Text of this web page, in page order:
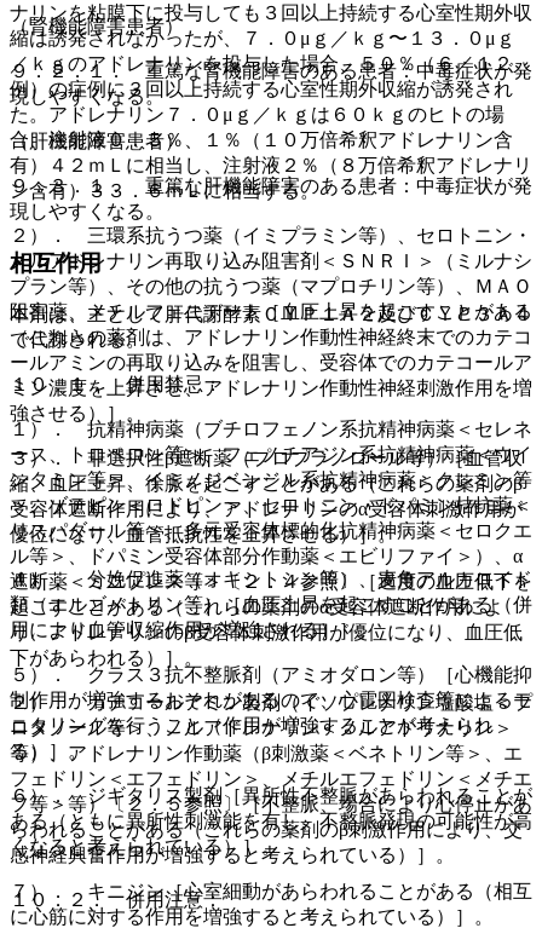
ナリンを粘膜下に投与しても３回以上持続する心室性期外収
縮は誘発されなかったが、７．０μｇ／ｋｇ〜１３．０μｇ
／ｋｇのアドレナリンを投与した場合、５０％（６／１２
例）の症例に３回以上持続する心室性期外収縮が誘発され
た。アドレナリン７．０μｇ／ｋｇは６０ｋｇのヒトの場
合、注射液０．５％、１％（１０万倍希釈アドレナリン含
有）４２ｍＬに相当し、注射液２％（８万倍希釈アドレナリ
ン含有）３３．６ｍＬに相当する。
２）． 三環系抗うつ薬（イミプラミン等）、セロトニン・
ノルアドレナリン再取り込み阻害剤＜ＳＮＲＩ＞（ミルナシ
プラン等）、その他の抗うつ薬（マプロチリン等）、ＭＡＯ
阻害薬、メチルフェニデート［血圧上昇を起こすことがある
（これらの薬剤は、アドレナリン作動性神経終末でのカテコ
ールアミンの再取り込みを阻害し、受容体でのカテコールア
ミン濃度を上昇させ、アドレナリン作動性神経刺激作用を増
強させる）］。
３）． 非選択性β遮断薬（プロプラノロール等）［血管収
縮、血圧上昇、徐脈を起こすことがある（これらの薬剤のβ
受容体遮断作用により、アドレナリンのα受容体刺激作用が
優位になり、血管抵抗性を上昇させる）］。
４）． 分娩促進薬（オキシトシン等）、麦角アルカロイド
類（エルゴメトリン等）［血圧上昇を起こすことがある（併
用により血管収縮作用が増強される）］。
５）． クラス３抗不整脈剤（アミオダロン等）［心機能抑
制作用が増強するおそれがあるので、心電図検査等によるモ
ニタリングを行うこと（作用が増強することが考えられ
る）］。
６）． ジギタリス製剤［異所性不整脈があらわれることが
ある（ともに異所性刺激能を有し、不整脈発現の可能性が高
くなると考えられている）］。
７）． キニジン［心室細動があらわれることがある（相互
に心筋に対する作用を増強すると考えられている）］。
（腎機能障害患者）
９．２．１． 重篤な腎機能障害のある患者：中毒症状が発
現しやすくなる。
（肝機能障害患者）
９．３．１． 重篤な肝機能障害のある患者：中毒症状が発
現しやすくなる。
相互作用
本剤は、主として肝代謝酵素ＣＹＰ１Ａ２及びＣＹＰ３Ａ４
で代謝される。
１０．１． 併用禁忌：
１）． 抗精神病薬（ブチロフェノン系抗精神病薬＜セレネ
ース、トロペロン等＞、フェノチアジン系抗精神病薬＜ウイ
ンタミン等＞、イミノジベンジル系抗精神病薬＜クレミン等
＞、ゾテピン＜ロドピン＞、セロトニン・ドパミン拮抗薬＜
リスパダール等＞、多元受容体標的化抗精神病薬＜セロクエ
ル等＞、ドパミン受容体部分作動薬＜エビリファイ＞）、α
遮断薬＜ミニプレス等＞〔２．４参照〕［過度の血圧低下を
起こすことがある（これらの薬剤のα受容体遮断作用によ
り、アドレナリンのβ受容体刺激作用が優位になり、血圧低
下があらわれる）］。
２）． カテコールアミン製剤（イソプレナリン塩酸塩＜プ
ロタノール等＞、ノルアドレナリン＜ノルアドリナリン＞
等）、アドレナリン作動薬（β刺激薬＜ベネトリン等＞、エ
フェドリン＜エフェドリン＞、メチルエフェドリン＜メチエ
フ等＞等）〔２．５参照〕［不整脈、場合により心停止があ
らわれることがある（これらの薬剤のβ刺激作用により、交
感神経興奮作用が増強すると考えられている）］。
１０．２． 併用注意：